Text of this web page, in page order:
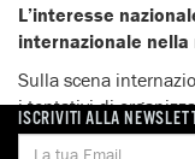
L’interesse
internazionale nella
Sulla scena
i tentativi di
pregiudicando la
ISCRIVITI ALLA